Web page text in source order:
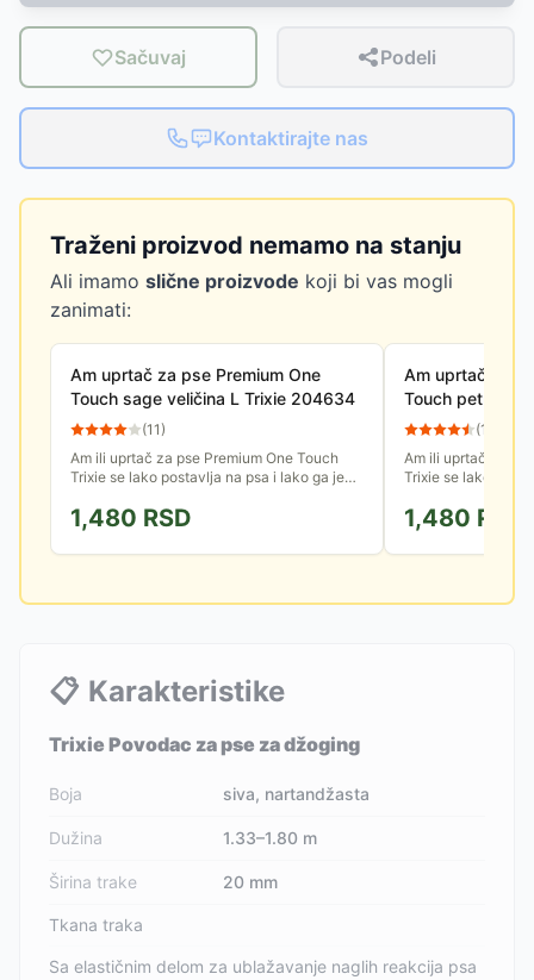
Sačuvaj Podeli
Kontaktirajte nas
Traženi proizvod nemamo na stanju
Ali imamo slične proizvode koji bi vas mogli
zanimati:
Am uprtač za pse Premium One
Touch sage veličina L Trixie 204634
(11)
Am ili uprtač za pse Premium One Touch
Trixie se lako postavlja na psa i lako ga je
namesti i ne ometa ga...
1,480 RSD
Am uprtač za
Touch petrol
(13
Am ili uprtač za
Trixie se lako
namesti i ne ometa
1,480 RSD
📋 Karakteristike
Trixie Povodac za pse za džoging
Boja siva, nartandžasta
Dužina 1.33–1.80 m
Širina trake 20 mm
Tkana traka
Sa elastičnim delom za ublažavanje naglih reakcija psa